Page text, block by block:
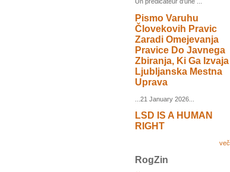
Pismo Varuhu
Človekovih Pravic
Zaradi Omejevanja
Pravice Do Javnega
Zbiranja, Ki Ga Izvaja
Ljubljanska Mestna
Uprava
...21 January 2026...
LSD IS A HUMAN
RIGHT
več
RogZin